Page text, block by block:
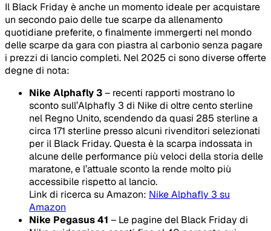
Il Black Friday è anche un momento ideale per acquistare
un secondo paio delle tue scarpe da allenamento
quotidiane preferite, o finalmente immergerti nel mondo
delle scarpe da gara con piastra al carbonio senza pagare
i prezzi di lancio completi. Nel 2025 ci sono diverse offerte
degne di nota:
Nike Alphafly 3– recenti rapporti mostrano lo
sconto sull’Alphafly 3 di Nike di oltre cento sterline
nel Regno Unito, scendendo da quasi 285 sterline a
circa 171 sterline presso alcuni rivenditori selezionati
per il Black Friday. Questa è la scarpa indossata in
alcune delle performance più veloci della storia delle
maratone, e l’attuale sconto la rende molto più
accessibile rispetto al lancio.
Link di ricerca su Amazon: Nike Alphafly 3 su
Amazon
Nike Pegasus 41 – Le pagine del Black Friday di